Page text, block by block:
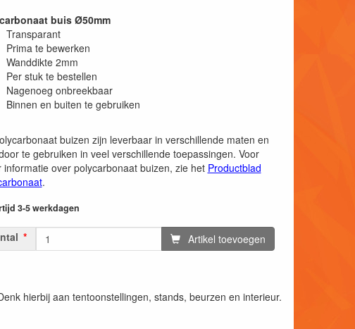
buis Ø50mm
Transparant
Prima te bewerken
Wanddikte 2mm
Per stuk te bestellen
Nagenoeg onbreekbaar
Binnen en buiten te gebruiken
buizen zijn leverbaar in verschillende maten en
te gebruiken in veel verschillende toepassingen. Voor
informatie over polycarbonaat buizen, zie het Productblad
.
3-5 werkdagen
Artikel toevoegen
hierbij aan tentoonstellingen, stands, beurzen en interieur.